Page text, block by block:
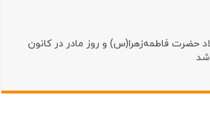
حضرت فاطمه‌زهرا(س) و روز مادر در کانون
شد